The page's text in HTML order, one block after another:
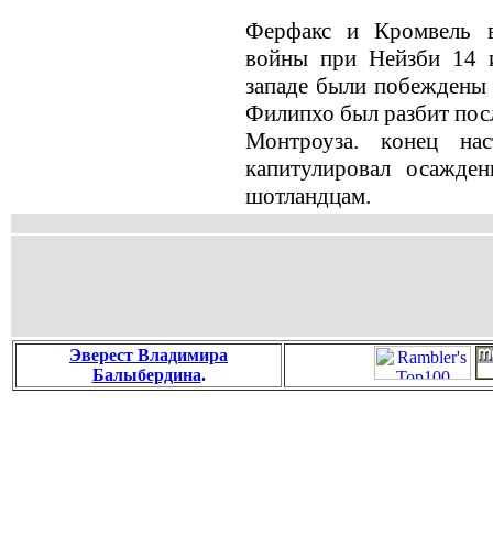
Ферфакс и Кромвель
войны при Нейзби 14
западе были
Филипхо был разбит
Монтроуза. кoнец
капитулировал
шотландцам.
Эверест Владимира
Балыбердина.